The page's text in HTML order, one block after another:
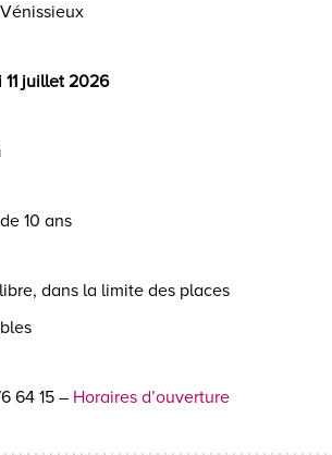
11 juillet 2026
10 ans
dans la limite des places
64 15 – Horaires d’ouverture